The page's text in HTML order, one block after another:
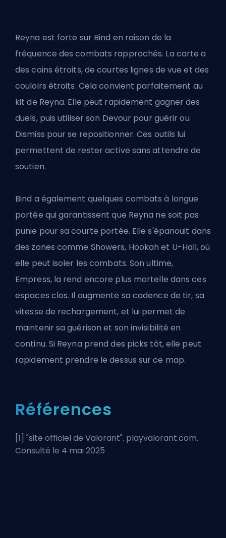
Reyna est forte sur Bind en raison de la
fréquence des combats rapprochés. La carte a
des coins étroits, de courtes lignes de vue et des
couloirs étroits. Cela convient parfaitement au
kit de Reyna. Elle peut rapidement gagner des
duels, puis utiliser son Devour pour guérir ou
Dismiss pour se repositionner. Ces outils lui
permettent de rester active sans attendre de
soutien.
Bind a également quelques combats à longue
portée qui garantissent que Reyna ne soit pas
punie pour sa courte portée. Elle s'épanouit dans
des zones comme Showers, Hookah et U-Hall, où
elle peut isoler les combats. Son ultime,
Empress, la rend encore plus mortelle dans ces
espaces clos. Il augmente sa cadence de tir, sa
vitesse de rechargement, et lui permet de
maintenir sa guérison et son invisibilité en
continu. Si Reyna prend des picks tôt, elle peut
rapidement prendre le dessus sur ce map.
Références
[1] "site officiel de Valorant". playvalorant.com.
Consulté le 4 mai 2025